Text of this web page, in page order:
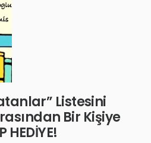
Listesini
Bir Kişiye